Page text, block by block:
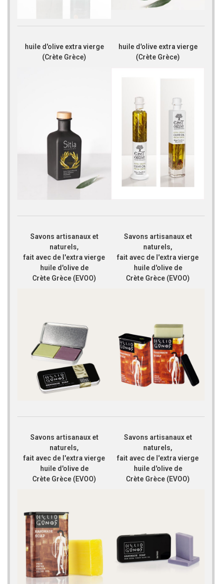
huile d'olive extra vierge
(Crète Grèce)
huile d'olive extra vierge
(Crète Grèce)
Savons artisanaux et
naturels,
fait avec de l'extra vierge
huile d'olive de
Crète Grèce (EVOO)
Savons artisanaux et
naturels,
fait avec de l'extra vierge
huile d'olive de
Crète Grèce (EVOO)
Savons artisanaux et
naturels,
fait avec de l'extra vierge
huile d'olive de
Crète Grèce (EVOO)
Savons artisanaux et
naturels,
fait avec de l'extra vierge
huile d'olive de
Crète Grèce (EVOO)